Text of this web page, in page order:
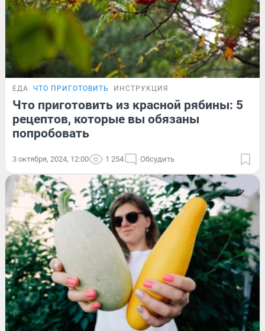
ЕДА ЧТО ПРИГОТОВИТЬ ИНСТРУКЦИЯ
Что приготовить из красной рябины: 5
рецептов, которые вы обязаны
попробовать
3 октября, 2024, 12:00 1 254 Обсудить